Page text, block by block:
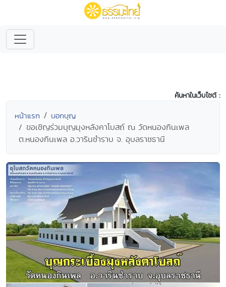
ค้นหาในเว็บไซต์ :
หน้าแรก บอกบุญ
ขอเชิญร่วมบุญมุงหลังคาโบสถ์ ณ วัดหนองกินเพล
ต.หนองกินเพล อ.วารินชำราบ จ. อุบลราชธานี